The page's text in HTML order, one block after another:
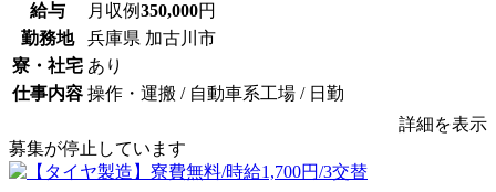
給与 月収例350,000円
勤務地
兵庫県 加古川市
寮・社宅 あり
仕事内容 操作・運搬 / 自動車系工場 / 日勤
詳細を表示
募集が停止しています